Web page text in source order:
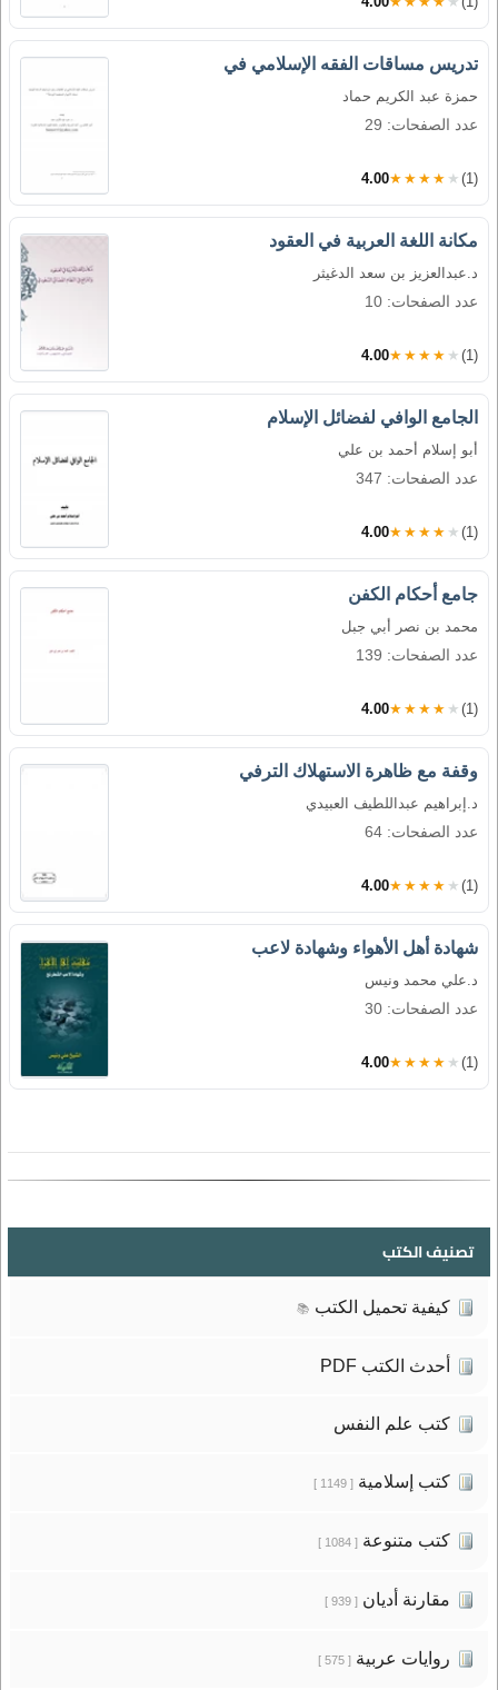
تدريس مساقات الفقه الإسلامي في
حمزة عبد الكريم حماد
عدد الصفحات: 29
4.00★★★★★ (1)
مكانة اللغة العربية في العقود
د.عبدالعزيز بن سعد الدغيثر
عدد الصفحات: 10
4.00★★★★★ (1)
الجامع الوافي لفضائل الإسلام
أبو إسلام أحمد بن علي
عدد الصفحات: 347
4.00★★★★★ (1)
جامع أحكام الكفن
محمد بن نصر أبي جبل
عدد الصفحات: 139
4.00★★★★★ (1)
وقفة مع ظاهرة الاستهلاك الترفي
د.إبراهيم عبداللطيف العبيدي
عدد الصفحات: 64
4.00★★★★★ (1)
شهادة أهل الأهواء وشهادة لاعب
د.علي محمد ونيس
عدد الصفحات: 30
4.00★★★★★ (1)
تصنيف الكتب
كيفية تحميل الكتب 📚
أحدث الكتب PDF
كتب علم النفس
كتب إسلامية[ 1149 ]
كتب متنوعة[ 1084 ]
مقارنة أديان[ 939 ]
روايات عربية[ 575 ]